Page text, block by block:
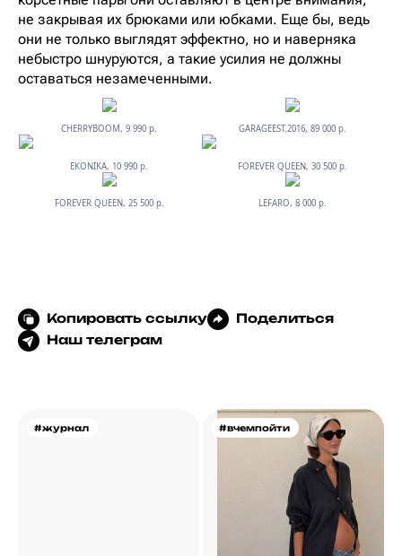
не закрывая их брюками или юбками. Еще бы, ведь
они не только выглядят эффектно, но и наверняка
небыстро шнуруются, а такие усилия не должны
оставаться незамеченными.
CHERRYBOOM, 9 990 р. GARAGEEST.2016, 89 000 р.
EKONIKA, 10 990 р. FOREVER QUEEN, 30 500 р.
FOREVER QUEEN, 25 500 р. LEFARO, 8 000 р.
Копировать ссылку
Поделиться
Наш телеграм
#журнал #вчемпойти